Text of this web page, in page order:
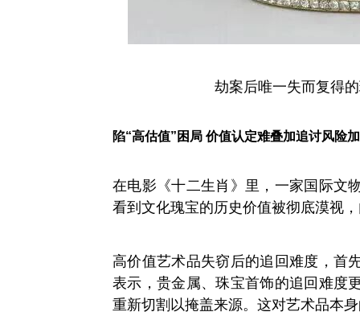
劫案后唯一失而复得
陷“高估值”困局 价值认定难叠加追讨风险
在电影《十二生肖》里，一家国际文
看到文化瑰宝的历史价值被彻底漠视
高价值艺术品失窃后的追回难度，首
表示，贵金属、珠宝首饰的追回难度
重新切割以掩盖来源。这对艺术品本